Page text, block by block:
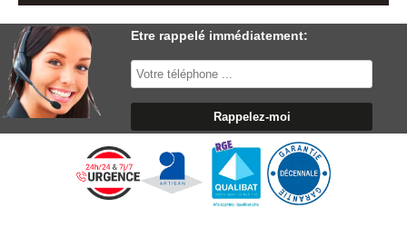
Etre rappelé immédiatement: